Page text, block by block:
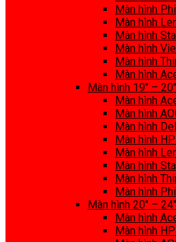
Màn hình
Màn hình
Màn hình
Màn hình
Màn hình
Màn hình
Màn hình 19″ – 20″
Màn hình
Màn hình
Màn hình
Màn hình
Màn hình
Màn hình
Màn hình
Màn hình
Màn hình 20″ – 24″
Màn hình
Màn hình